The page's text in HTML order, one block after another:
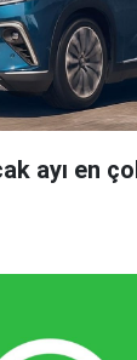
ayı en